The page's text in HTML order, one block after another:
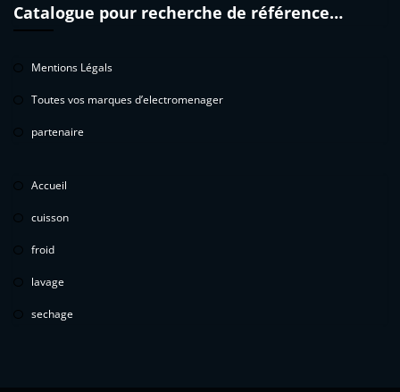
Catalogue pour recherche de référence…
Mentions Légals
Toutes vos marques d’electromenager
partenaire
Accueil
cuisson
froid
lavage
sechage